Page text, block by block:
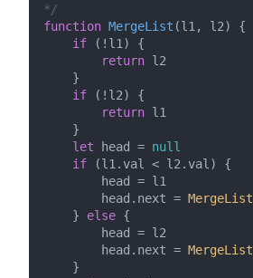
*/
function MergeList (l1, l2) {
if (!l1) {
return l2
    }
if (!l2) {
return l1
    }
let head = null
if (l1. val < l2. val ) {
        head = l1
        head.
next = MergeList
    }
else {
        head = l2
        head.
next = MergeList
    }